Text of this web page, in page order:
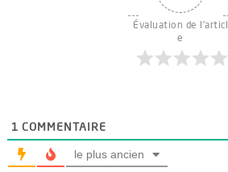
Évaluation de l'articl
e
1 COMMENTAIRE
le plus ancien